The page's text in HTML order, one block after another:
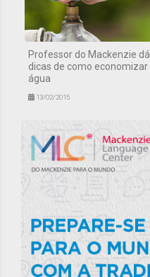
Professor do Mackenzie dá
dicas de como economizar
água
13/02/2015